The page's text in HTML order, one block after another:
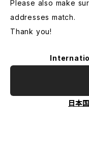
Please also make
addresses match.
Thank you!
日本